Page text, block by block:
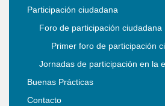
Participación ciudadana
Foro de participación ciudadana
Primer foro de participación
Jornadas de participación en la
Buenas Prácticas
Contacto